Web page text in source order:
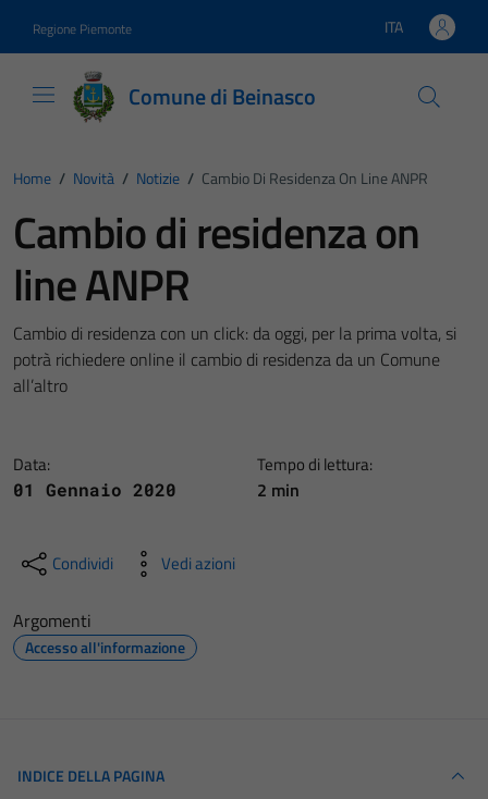
Regione Piemonte Lingua attiva:
ITA
Comune di Beinasco
Home / Novità / Notizie / Cambio Di Residenza On Line ANPR
Cambio di residenza on
line ANPR
Cambio di residenza con un click: da oggi, per la prima volta, si
potrà richiedere online il cambio di residenza da un Comune
all’altro
Data:
01 Gennaio 2020
Tempo di lettura:
2 min
Condividi Vedi azioni
Argomenti
Accesso all'informazione
INDICE DELLA PAGINA